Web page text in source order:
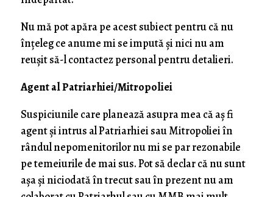
Nu mă pot apăra pe acest subiect pentru că nu
înțeleg ce anume mi se impută și nici nu am
reușit să-l contactez personal pentru detalieri.
Agent al Patriarhiei/Mitropoliei
Suspiciunile care planează asupra mea că aș fi
agent și intrus al Patriarhiei sau Mitropoliei în
rândul nepomenitorilor nu mi se par rezonabile
pe temeiurile de mai sus. Pot să declar că nu sunt
așa și niciodată în trecut sau în prezent nu am